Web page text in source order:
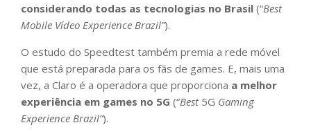
considerando todas as tecnologias no Brasil (“Best
Mobile Vídeo Experience Brazil”).
O estudo do Speedtest também premia a rede móvel
que está preparada para os fãs de games. E, mais uma
vez, a Claro é a operadora que proporciona a melhor
experiência em games no 5G (“Best5G Gaming
Experience Brazil”).